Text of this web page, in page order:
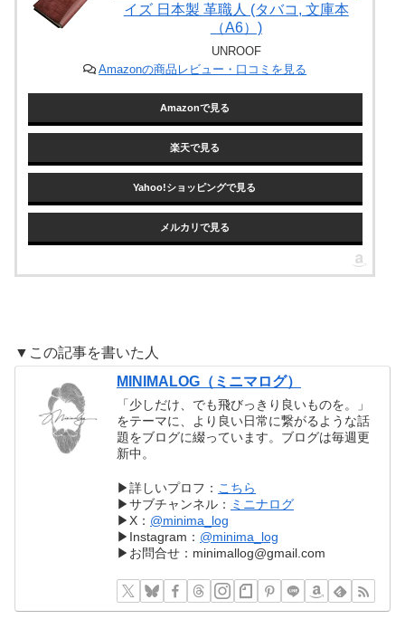
イズ 日本製 革職人 (タバコ, 文庫本
（A6）)
UNROOF
Amazonの商品レビュー・口コミを見る
Amazonで見る
楽天で見る
Yahoo!ショッピングで見る
メルカリで見る
▼この記事を書いた人
MINIMALOG（ミニマログ）
「少しだけ、でも飛びっきり良いものを。」
をテーマに、より良い日常に繋がるような話
題をブログに綴っています。ブログは毎週更
新中。
▶︎詳しいプロフ： こちら
▶︎サブチャンネル： ミニナログ
▶︎X： @minima_log
▶︎Instagram： @minima_log
▶︎お問合せ：minimallog@gmail.com